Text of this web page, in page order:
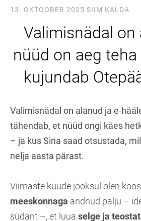
13. OKTOOBER 2025 SIIM KALDA
Valimisnädal on
nüüd on aeg
kujundab
Valimisnädal on alanud ja e-
tähendab, et nüüd ongi käes
– ja kus Sina saad otsustada,
nelja aasta pärast.
Viimaste kuude jooksul olen koos
meeskonnaga andnud palju –
südant –, et luua selge ja